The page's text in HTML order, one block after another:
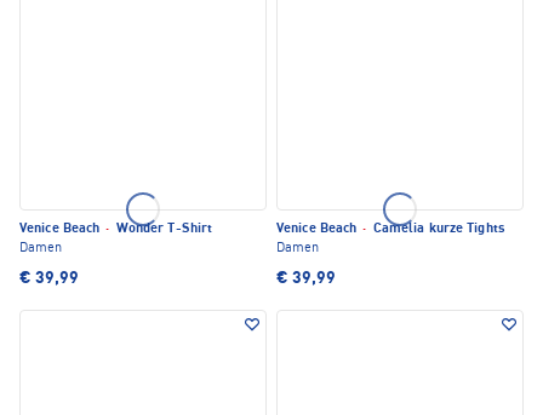
Venice Beach · Wonder T-Shirt
Damen
€ 39,99
Venice Beach · Camelia kurze Tights
Damen
€ 39,99